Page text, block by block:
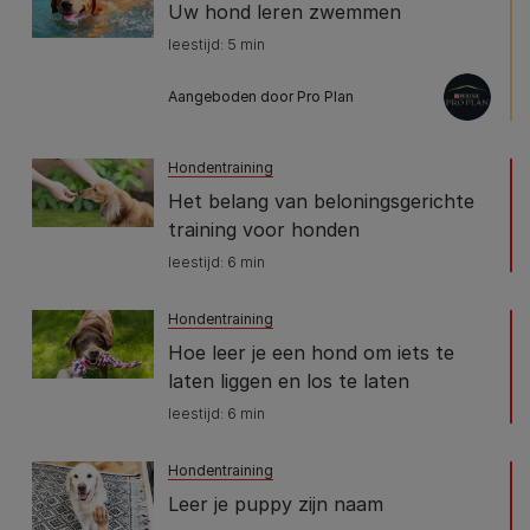
Uw hond leren zwemmen
leestijd: 5 min
Aangeboden door Pro Plan
Hondentraining
Het belang van beloningsgerichte
training voor honden
leestijd: 6 min
Hondentraining
Hoe leer je een hond om iets te
laten liggen en los te laten
leestijd: 6 min
Hondentraining
Leer je puppy zijn naam